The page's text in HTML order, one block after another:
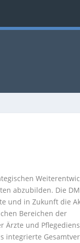
abzubilden. Die
und in Zukunft die
Bereichen der
Ärzte und
integrierte